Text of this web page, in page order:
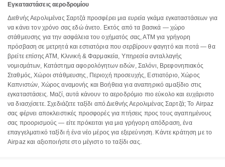
Εγκαταστάσεις αεροδρομίου
Διεθνής Αερολιμένας Σαρτζά προσφέρει μια ευρεία γκάμα εγκαταστάσεων για
να κάνει τον χρόνο σας εδώ άνετο. Εκτός από τα βασικά — χώρο
στάθμευσης για την ασφάλεια του οχήματός σας, ΑΤΜ για γρήγορη
πρόσβαση σε μετρητά και εστιατόρια που σερβίρουν φαγητό και ποτά — θα
βρείτε επίσης ΑΤΜ, Κλινική & Φαρμακεία, Υπηρεσία ανταλλαγής
νομισμάτων, Κατάστημα αφορολόγητων ειδών, Σαλόνι, Βρεφονηπιακός
Σταθμός, Χώροι στάθμευσης, Περιοχή προσευχής, Εστιατόριο, Χώρος
Καπνιστών, Χώρος αναμονής και Βοήθεια για αναπηρικό αμαξίδιο στις
εγκαταστάσεις. Μαζί, αυτά κάνουν το αεροδρόμιο πιο εύκολο και ευχάριστο
να διασχίσετε. Σχεδιάζετε ταξίδι από Διεθνής Αερολιμένας Σαρτζά; Το Airpaz
σας φέρνει αποκλειστικές προσφορές για πτήσεις προς τους αγαπημένους
σας προορισμούς — είτε πρόκειται για μια γρήγορη απόδραση, ένα
επαγγελματικό ταξίδι ή ένα νέο μέρος για εξερεύνηση. Κάντε κράτηση με το
Airpaz και αξιοποιήστε στο μέγιστο το ταξίδι σας.